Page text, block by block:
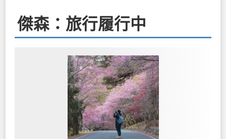
傑森：旅行履行中